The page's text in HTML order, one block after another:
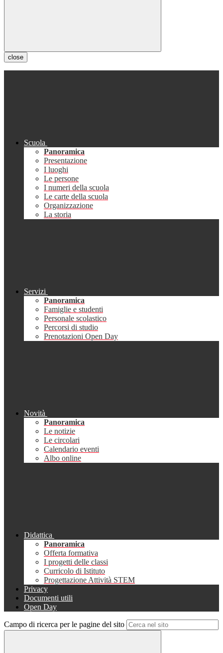
close
Scuola
Panoramica
Presentazione
I luoghi
Le persone
I numeri della scuola
Le carte della scuola
Organizzazione
La storia
Servizi
Panoramica
Famiglie e studenti
Personale scolastico
Percorsi di studio
Prenotazioni Open Day
Novità
Panoramica
Le notizie
Le circolari
Calendario eventi
Albo online
Didattica
Panoramica
Offerta formativa
I progetti delle classi
Curricolo di Istituto
Progettazione Attività STEM
Privacy
Documenti utili
Open Day
Campo di ricerca per le pagine del sito